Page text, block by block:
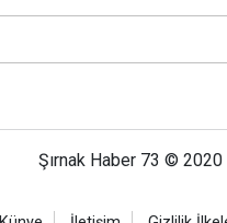
Şırnak Haber 73 © 2020